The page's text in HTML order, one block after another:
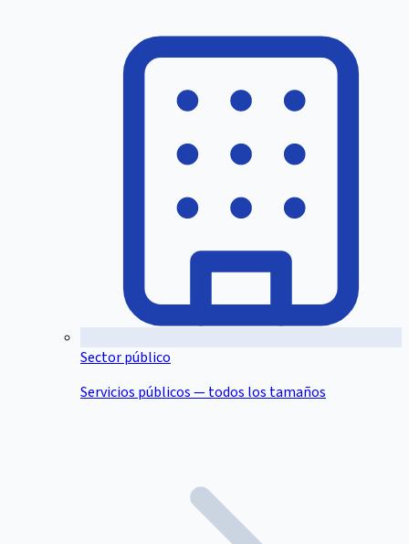
Sector público
Servicios públicos — todos los tamaños